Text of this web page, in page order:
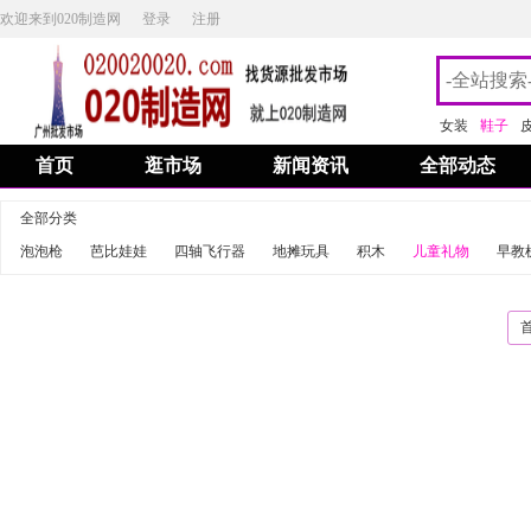
欢迎来到020制造网 登录 注册
女装 鞋子
首页 逛市场 新闻资讯 全部动态
全部分类
泡泡枪
芭比娃娃 四轴飞行器 地摊玩具 积木 儿童礼物 早教